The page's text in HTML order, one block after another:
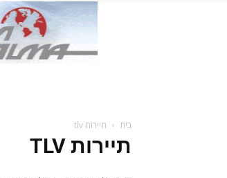
בית תיירות tlv
תיירות TLV